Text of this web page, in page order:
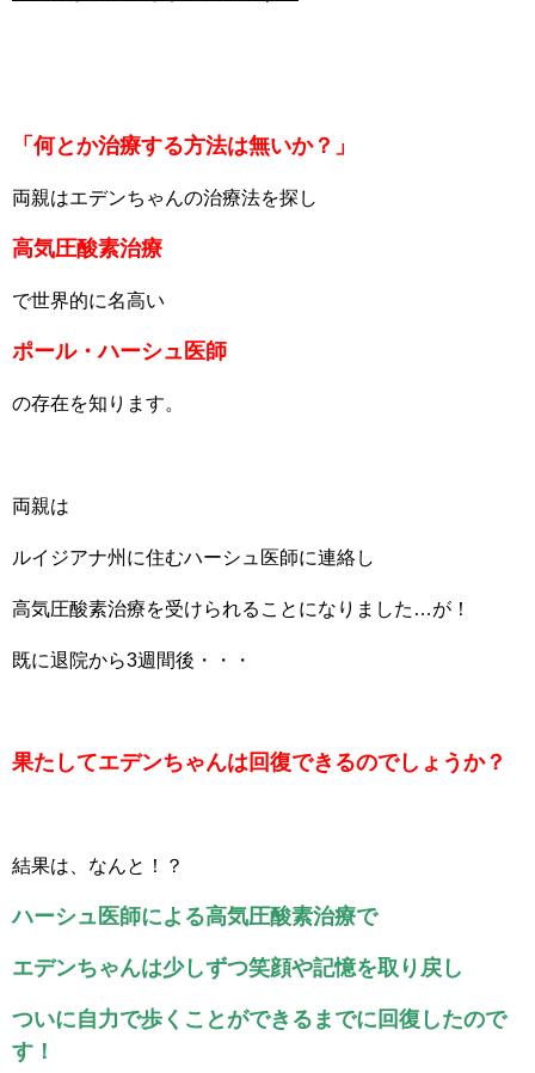
「何とか治療する方法は無いか？」
両親はエデンちゃんの治療法を探し
高気圧酸素治療
で世界的に名高い
ポール・ハーシュ医師
の存在を知ります。
両親は
ルイジアナ州に住むハーシュ医師に連絡し
高気圧酸素治療を受けられることになりました…が！
既に退院から3週間後・・・
果たしてエデンちゃんは回復できるのでしょうか？
結果は、なんと！？
ハーシュ医師による高気圧酸素治療で
エデンちゃんは少しずつ笑顔や記憶を取り戻し
ついに自力で歩くことができるまでに回復したので
す！